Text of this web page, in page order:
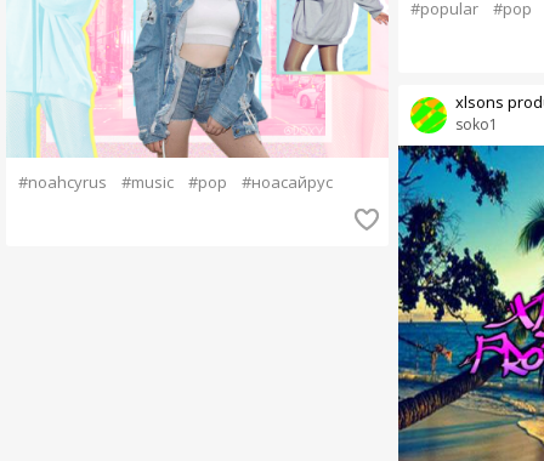
#noahcyrus #music #pop #ноасайрус
#popular #pop
soko1
xlsons